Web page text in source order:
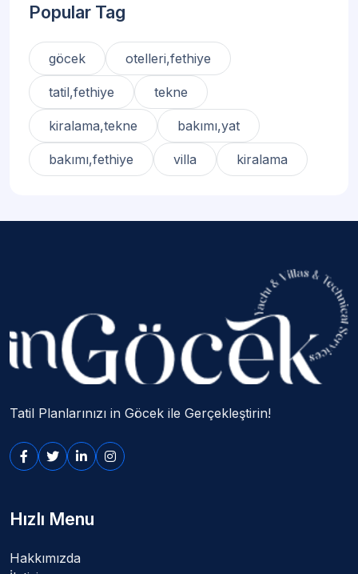
Popular Tag
göcek otelleri,fethiye
tatil,fethiye tekne
kiralama,tekne bakımı,yat
bakımı,fethiye villa kiralama
Tatil Planlarınızı in Göcek ile Gerçekleştirin!
Hızlı Menu
Hakkımızda